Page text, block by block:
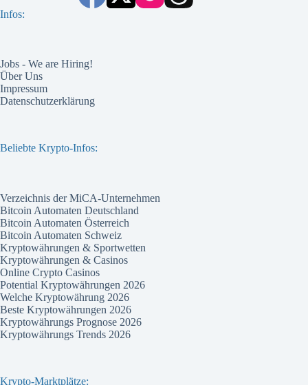
Infos:
Jobs - We are Hiring!
Über Uns
Impressum
Datenschutzerklärung
Beliebte Krypto-Infos:
Verzeichnis der MiCA-Unternehmen
Bitcoin Automaten Deutschland
Bitcoin Automaten Österreich
Bitcoin Automaten Schweiz
Kryptowährungen & Sportwetten
Kryptowährungen & Casinos
Online Crypto Casinos
Potential Kryptowährungen 2026
Welche Kryptowährung 2026
Beste Kryptowährungen 2026
Kryptowährungs Prognose 2026
Kryptowährungs Trends 2026
Krypto-Marktplätze: